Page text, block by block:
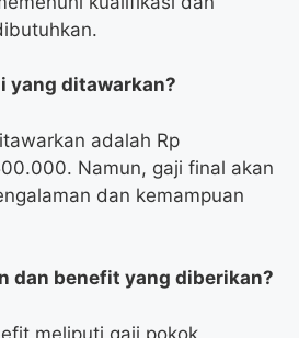
yang ditawarkan?
adalah Rp
Namun, gaji final akan
dan kemampuan
dan benefit yang diberikan?
meliputi gaji pokok